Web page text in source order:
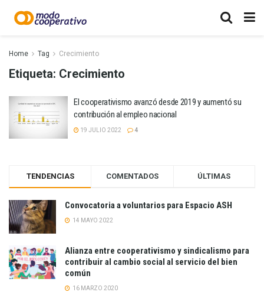
Home Tag Crecimiento
Etiqueta: Crecimiento
El cooperativismo avanzó desde 2019 y aumentó su
contribución al empleo nacional
19 JULIO 2022 4
TENDENCIAS COMENTADOS ÚLTIMAS
Convocatoria a voluntarios para Espacio ASH
14 MAYO 2022
Alianza entre cooperativismo y sindicalismo para
contribuir al cambio social al servicio del bien
común
16 MARZO 2020